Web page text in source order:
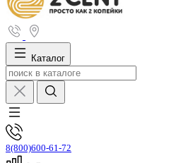
Каталог
8(800)600-61-72